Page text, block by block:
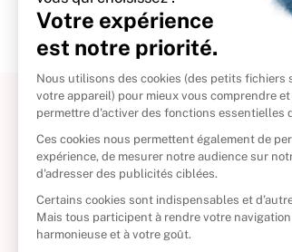
À propos
Politique de retour
Reprendre vos livres
Qui sommes-nous ?